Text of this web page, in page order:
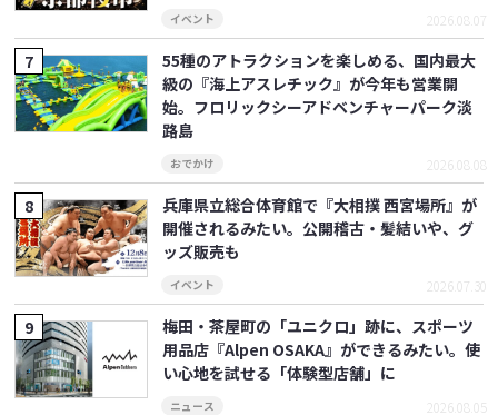
イベント 2026.08.07
55種のアトラクションを楽しめる、国内最大
級の『海上アスレチック』が今年も営業開
始。フロリックシーアドベンチャーパーク淡
路島
おでかけ 2026.08.08
兵庫県立総合体育館で『大相撲 西宮場所』が
開催されるみたい。公開稽古・髪結いや、グ
ッズ販売も
イベント 2026.07.30
梅田・茶屋町の「ユニクロ」跡に、スポーツ
用品店『Alpen OSAKA』ができるみたい。使
い心地を試せる「体験型店舗」に
ニュース 2026.08.05